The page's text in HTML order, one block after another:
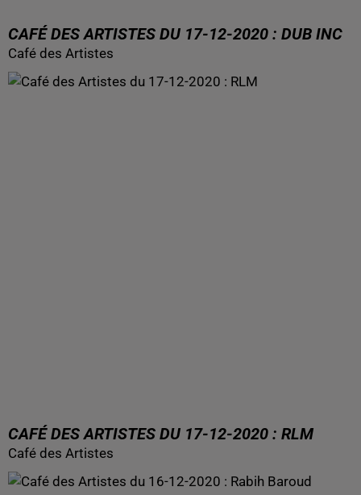
CAFÉ DES ARTISTES DU 17-12-2020 : DUB INC
Café des Artistes
CAFÉ DES ARTISTES DU 17-12-2020 : RLM
Café des Artistes